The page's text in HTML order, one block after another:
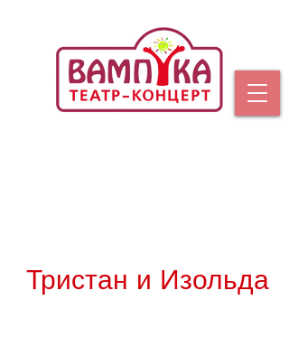
Тристан и Изольда